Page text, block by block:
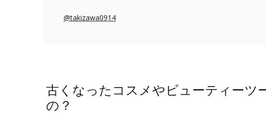
@takizawa0914
古くなったコスメやビューティーツ
の？